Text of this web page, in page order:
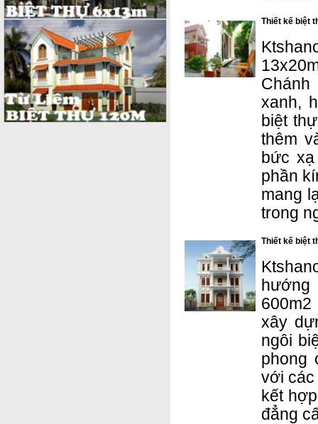
Thiết kế biệt
xanh,
biệt
thêm
bức
phần
mang
trong
Thiết kế biệt
xây
ngôi
phong
với các
kết
đẳng